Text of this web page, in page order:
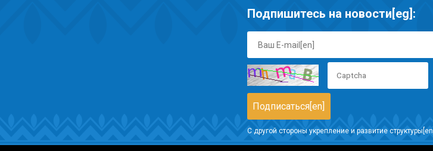
Подпишитесь на новости[eg]:
С другой стороны укрепление и развитие структуры[en]